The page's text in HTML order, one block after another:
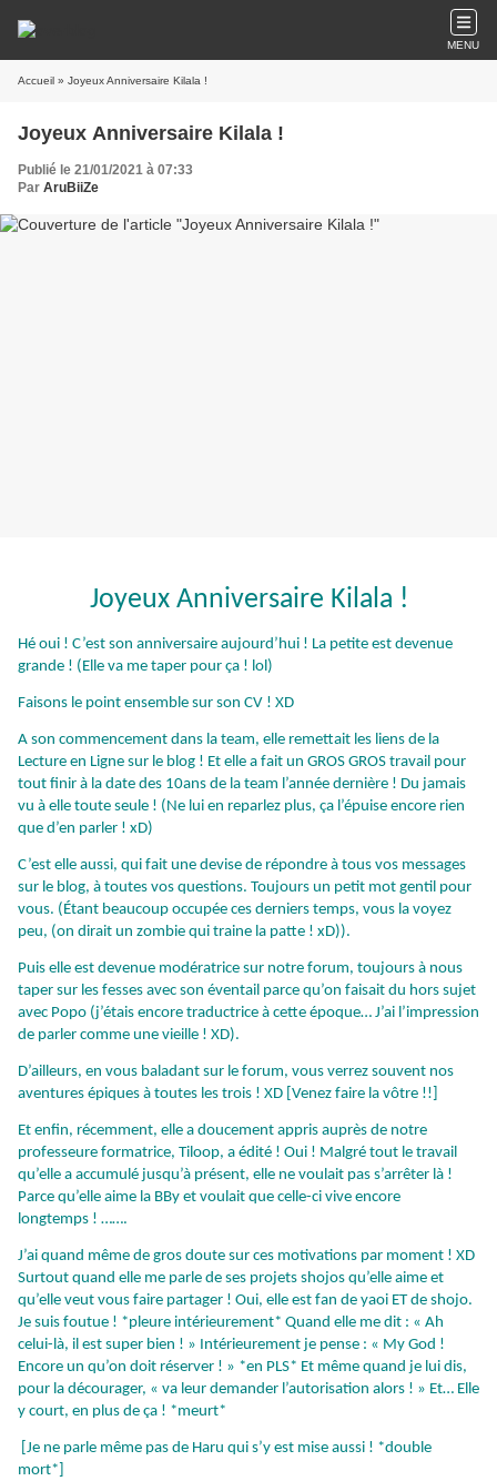
MENU
Accueil » Joyeux Anniversaire Kilala !
Joyeux Anniversaire Kilala !
Publié le 21/01/2021 à 07:33
Par AruBiiZe
Joyeux Anniversaire Kilala !
Hé oui ! C’est son anniversaire aujourd’hui ! La petite est devenue
grande ! (Elle va me taper pour ça ! lol)
Faisons le point ensemble sur son CV ! XD
A son commencement dans la team, elle remettait les liens de la
Lecture en Ligne sur le blog ! Et elle a fait un GROS GROS travail pour
tout finir à la date des 10ans de la team l’année dernière ! Du jamais
vu à elle toute seule ! (Ne lui en reparlez plus, ça l’épuise encore rien
que d’en parler ! xD)
C’est elle aussi, qui fait une devise de répondre à tous vos messages
sur le blog, à toutes vos questions. Toujours un petit mot gentil pour
vous. (Étant beaucoup occupée ces derniers temps, vous la voyez
peu, (on dirait un zombie qui traine la patte ! xD)).
Puis elle est devenue modératrice sur notre forum, toujours à nous
taper sur les fesses avec son éventail parce qu’on faisait du hors sujet
avec Popo (j’étais encore traductrice à cette époque… J’ai l’impression
de parler comme une vieille ! XD).
D’ailleurs, en vous baladant sur le forum, vous verrez souvent nos
aventures épiques à toutes les trois ! XD [Venez faire la vôtre !!]
Et enfin, récemment, elle a doucement appris auprès de notre
professeure formatrice, Tiloop, a édité ! Oui ! Malgré tout le travail
qu’elle a accumulé jusqu’à présent, elle ne voulait pas s’arrêter là !
Parce qu’elle aime la BBy et voulait que celle-ci vive encore
longtemps ! …….
J’ai quand même de gros doute sur ces motivations par moment ! XD
Surtout quand elle me parle de ses projets shojos qu’elle aime et
qu’elle veut vous faire partager ! Oui, elle est fan de yaoi ET de shojo.
Je suis foutue ! *pleure intérieurement* Quand elle me dit : « Ah
celui-là, il est super bien ! » Intérieurement je pense : « My God !
Encore un qu’on doit réserver ! » *en PLS* Et même quand je lui dis,
pour la décourager, « va leur demander l’autorisation alors ! » Et… Elle
y court, en plus de ça ! *meurt*
[Je ne parle même pas de Haru qui s’y est mise aussi ! *double
mort*]